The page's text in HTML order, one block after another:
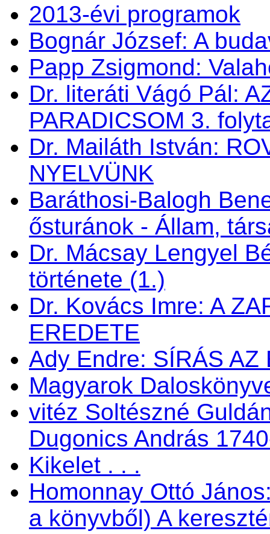
2013-évi programok
Bognár József: A
Papp Zsigmond:
Dr. literáti Vágó Pál:
PARADICSOM 3.
Dr. Mailáth István:
NYELVÜNK
Baráthosi-Balogh
ősturánok - Állam,
Dr. Mácsay Lengyel
története (1.)
Dr. Kovács Imre: A
EREDETE
Ady Endre: SÍRÁS AZ
Magyarok
vitéz Soltészné
Dugonics András
Kikelet . . .
Homonnay Ottó
a könyvből) A